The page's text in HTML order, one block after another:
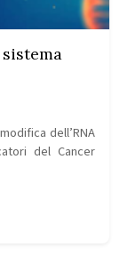
dell’RNA
del Cancer